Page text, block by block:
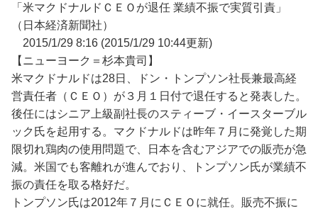
「米マクドナルドＣＥＯが退任 業績不振で実質引責」
（日本経済新聞社）
2015/1/29 8:16 (2015/1/29 10:44更新)
【ニューヨーク＝杉本貴司】
米マクドナルドは28日、ドン・トンプソン社長兼最高経
営責任者（ＣＥＯ）が３月１日付で退任すると発表した。
後任にはシニア上級副社長のスティーブ・イースターブル
ック氏を起用する。マクドナルドは昨年７月に発覚した期
限切れ鶏肉の使用問題で、日本を含むアジアでの販売が急
減。米国でも客離れが進んでおり、トンプソン氏が業績不
振の責任を取る格好だ。
トンプソン氏は2012年７月にＣＥＯに就任。販売不振に